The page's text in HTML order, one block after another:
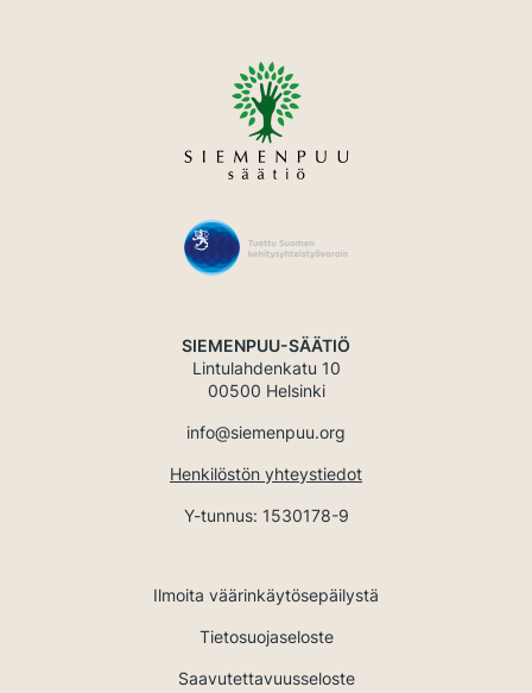
SIEMENPUU-SÄÄTIÖ
Lintulahdenkatu 10
00500 Helsinki
info@siemenpuu.org
Henkilöstön yhteystiedot
Y-tunnus: 1530178-9
Ilmoita väärinkäytösepäilystä
Tietosuojaseloste
Saavutettavuusseloste